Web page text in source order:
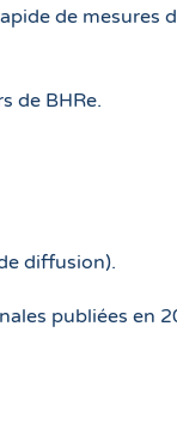
de mesures
de BHRe.
diffusion).
publiées en